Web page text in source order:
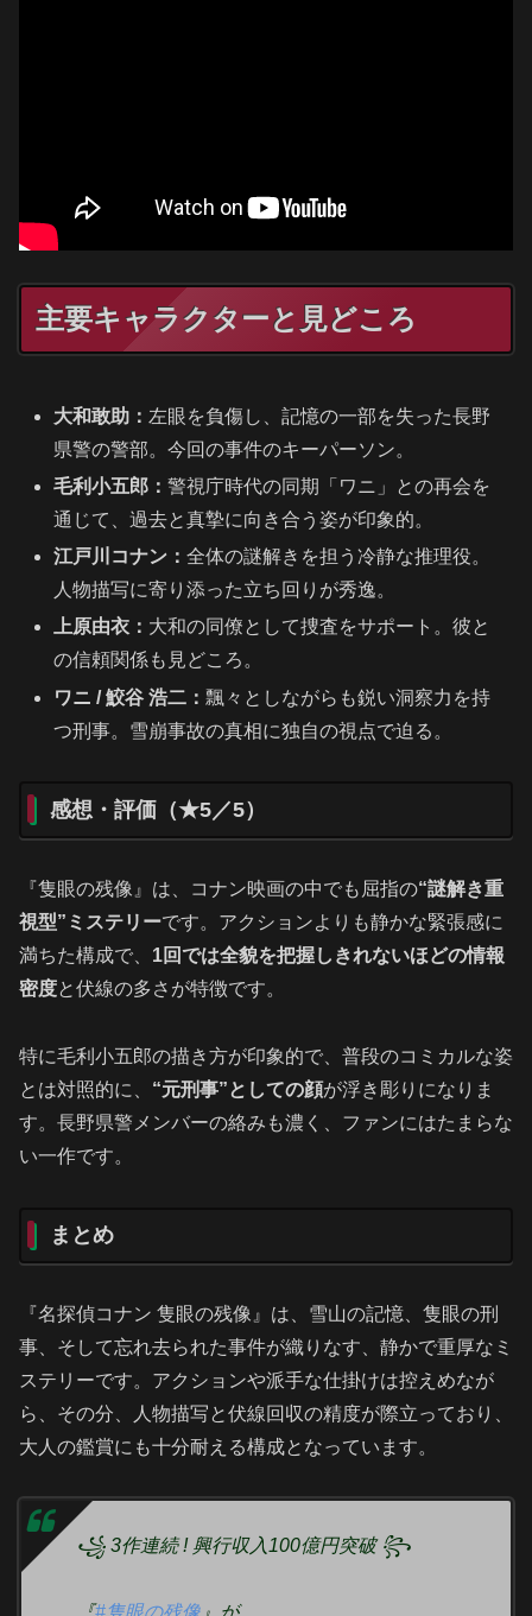
主要キャラクターと見どころ
大和敢助： 左眼を負傷し、記憶の一部を失った長野
県警の警部。今回の事件のキーパーソン。
毛利小五郎：警視庁時代の同期「ワニ」との再会を
通じて、過去と真摯に向き合う姿が印象的。
江戸川コナン：全体の謎解きを担う冷静な推理役。
人物描写に寄り添った立ち回りが秀逸。
上原由衣： 大和の同僚として捜査をサポート。彼と
の信頼関係も見どころ。
ワニ / 鮫谷 浩二 ：飄々としながらも鋭い洞察力を持
つ刑事。雪崩事故の真相に独自の視点で迫る。
感想・評価（★5／5）
『隻眼の残像』は、コナン映画の中でも屈指の“謎解き重
視型”ミステリーです。アクションよりも静かな緊張感に
満ちた構成で、 1回では全貌を把握しきれないほどの情報
密度と伏線の多さが特徴です。
特に毛利小五郎の描き方が印象的で、普段のコミカルな姿
とは対照的に、 “元刑事”としての顔が浮き彫りになりま
す。長野県警メンバーの絡みも濃く、ファンにはたまらな
い一作です。
まとめ
『名探偵コナン 隻眼の残像』は、雪山の記憶、隻眼の刑
事、そして忘れ去られた事件が織りなす、静かで重厚なミ
ステリーです。アクションや派手な仕掛けは控えめなが
ら、その分、人物描写と伏線回収の精度が際立っており、
大人の鑑賞にも十分耐える構成となっています。
꧁ 3作連続 ! 興行収入100億円突破 ꧂